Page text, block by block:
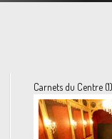
Carnets du Centre (1)